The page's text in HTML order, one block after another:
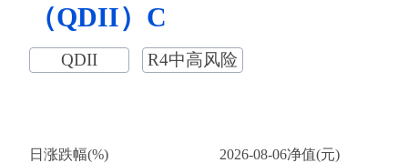
（QDII）C
QDII R4中高风险
日涨跌幅(%) 2026-08-06净值(元)